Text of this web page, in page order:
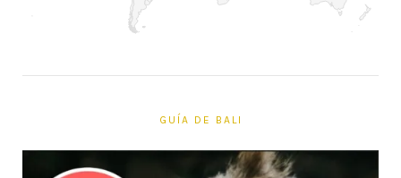
GUÍA DE BALI